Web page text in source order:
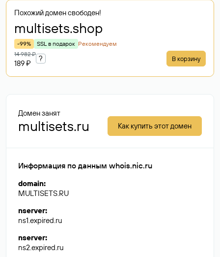
Похожий домен свободен!
multisets.shop
-99% SSL в подарок Рекомендуем
14 982 ₽
189 ₽
? В корзину
Домен занят
multisets.ru Как купить этот домен
Информация по данным whois.nic.ru
domain:
MULTISETS.RU
nserver:
ns1.expired.ru
nserver:
ns2.expired.ru